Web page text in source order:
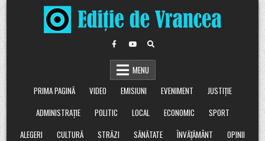
Skip
to
content
MENU
PRIMA PAGINĂ
VIDEO EMISIUNI EVENIMENT
JUSTIȚIE
ADMINISTRAȚIE
POLITIC LOCAL ECONOMIC
SPORT
ALEGERI
CULTURĂ STRĂZI SĂNĂTATE ÎNVĂȚĂMÂNT
OPINII